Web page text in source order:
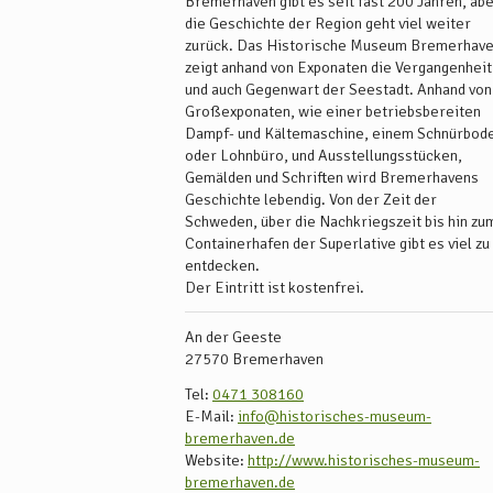
die Geschichte der Region geht viel weiter
zurück. Das Historische Museum
zeigt anhand von Exponaten die Vergangenheit
und auch Gegenwart der Seestadt. Anhand von
Großexponaten, wie einer betriebsbereiten
Dampf- und Kältemaschine, einem
oder Lohnbüro, und Ausstellungsstücken,
Gemälden und Schriften wird Bremerhavens
Geschichte lebendig. Von der Zeit der
Schweden, über die Nachkriegszeit bis hin
Containerhafen der Superlative gibt es viel zu
entdecken.
Der Eintritt ist kostenfrei.
An der Geeste
27570 Bremerhaven
Tel: 0471 308160
E-Mail: info@historisches-museum-
bremerhaven.de
Website: http://www.historisches-museum-
bremerhaven.de